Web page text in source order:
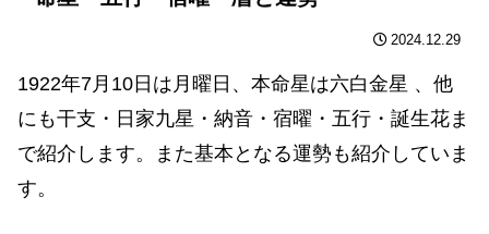
2024.12.29
1922年7月10日は月曜日、本命星は六白金星 、他
にも干支・日家九星・納音・宿曜・五行・誕生花ま
で紹介します。また基本となる運勢も紹介していま
す。